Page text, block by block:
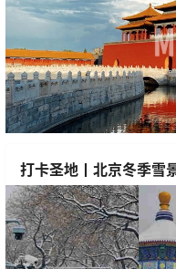
打卡圣地丨北京冬季雪